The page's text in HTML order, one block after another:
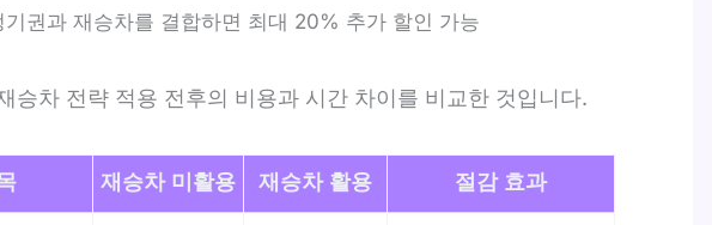
기권과 재승차를 결합하면 최대 20% 추가 할인 가능
승차 전략 적용 전후의 비용과 시간 차이를 비교한 것입니다.
재승차 미활용 재승차 활용 절감 효과